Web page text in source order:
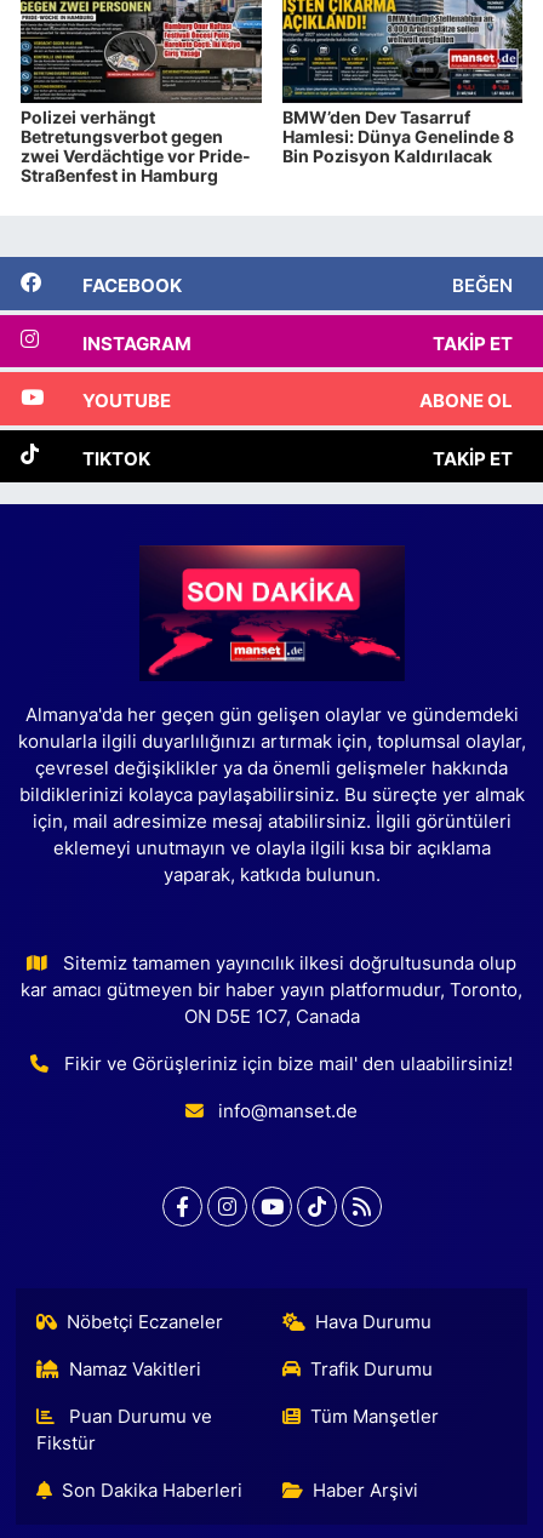
Polizei verhängt
Betretungsverbot gegen
zwei Verdächtige vor Pride-
Straßenfest in Hamburg
BMW’den Dev Tasarruf
Hamlesi: Dünya Genelinde 8
Bin Pozisyon Kaldırılacak
FACEBOOK BEĞEN
INSTAGRAM TAKIP ET
YOUTUBE ABONE OL
TIKTOK TAKIP ET
Almanya'da her geçen gün gelişen olaylar ve gündemdeki
konularla ilgili duyarlılığınızı artırmak için, toplumsal olaylar,
çevresel değişiklikler ya da önemli gelişmeler hakkında
bildiklerinizi kolayca paylaşabilirsiniz. Bu süreçte yer almak
için, mail adresimize mesaj atabilirsiniz. İlgili görüntüleri
eklemeyi unutmayın ve olayla ilgili kısa bir açıklama
yaparak, katkıda bulunun.
Sitemiz tamamen yayıncılık ilkesi doğrultusunda olup
kar amacı gütmeyen bir haber yayın platformudur, Toronto,
ON D5E 1C7, Canada
Fikir ve Görüşleriniz için bize mail' den ulaabilirsiniz!
info@manset.de
Nöbetçi Eczaneler Hava Durumu
Namaz Vakitleri Trafik Durumu
Puan Durumu ve
Fikstür
Tüm Manşetler
Son Dakika Haberleri Haber Arşivi